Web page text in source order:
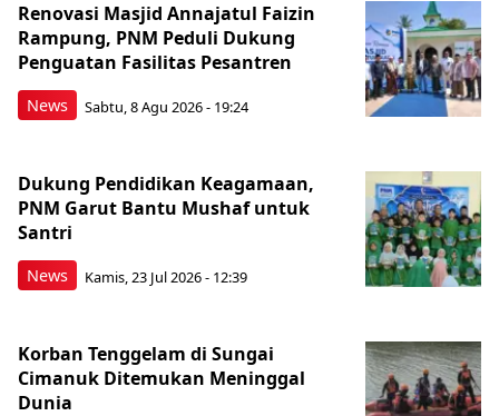
News
Renovasi Masjid Annajatul Faizin
Rampung, PNM Peduli Dukung
Penguatan Fasilitas Pesantren
Sabtu, 8 Agu 2026 - 19:24
News
Dukung Pendidikan Keagamaan,
PNM Garut Bantu Mushaf untuk
Santri
Kamis, 23 Jul 2026 - 12:39
Korban Tenggelam di Sungai
Cimanuk Ditemukan Meninggal
Dunia